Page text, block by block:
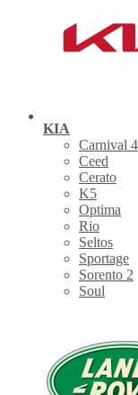
KIA
Carnival 4
Ceed
Cerato
K5
Optima
Rio
Seltos
Sportage
Sorento 2
Soul